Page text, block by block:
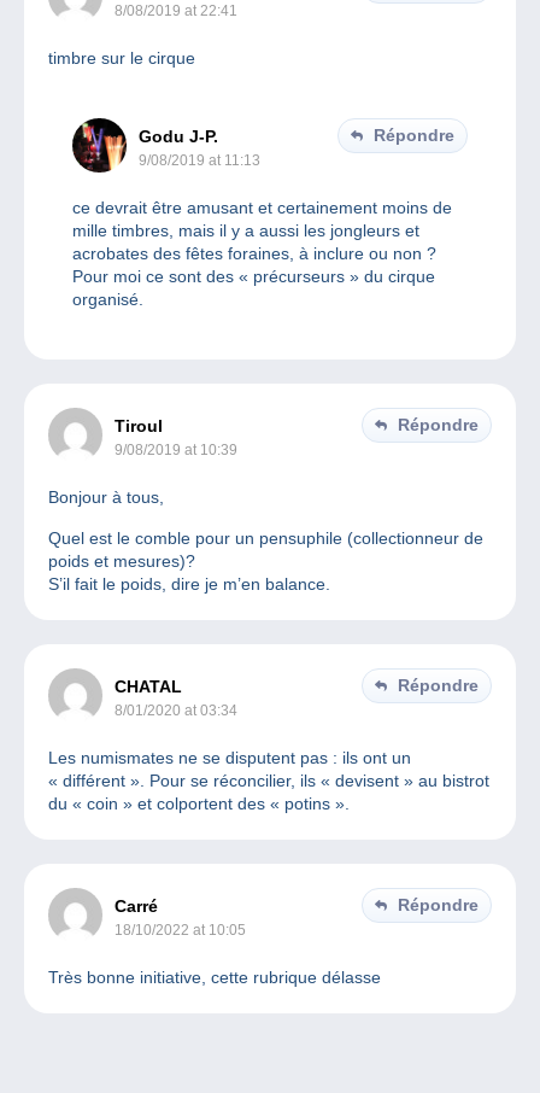
8/08/2019 at 22:41
timbre sur le cirque
Godu J-P.
9/08/2019 at 11:13
Répondre
ce devrait être amusant et certainement moins de
mille timbres, mais il y a aussi les jongleurs et
acrobates des fêtes foraines, à inclure ou non ?
Pour moi ce sont des « précurseurs » du cirque
organisé.
Tiroul
9/08/2019 at 10:39
Répondre
Bonjour à tous,
Quel est le comble pour un pensuphile (collectionneur de
poids et mesures)?
S’il fait le poids, dire je m’en balance.
CHATAL
8/01/2020 at 03:34
Répondre
Les numismates ne se disputent pas : ils ont un
« différent ». Pour se réconcilier, ils « devisent » au bistrot
du « coin » et colportent des « potins ».
Carré
18/10/2022 at 10:05
Répondre
Très bonne initiative, cette rubrique délasse